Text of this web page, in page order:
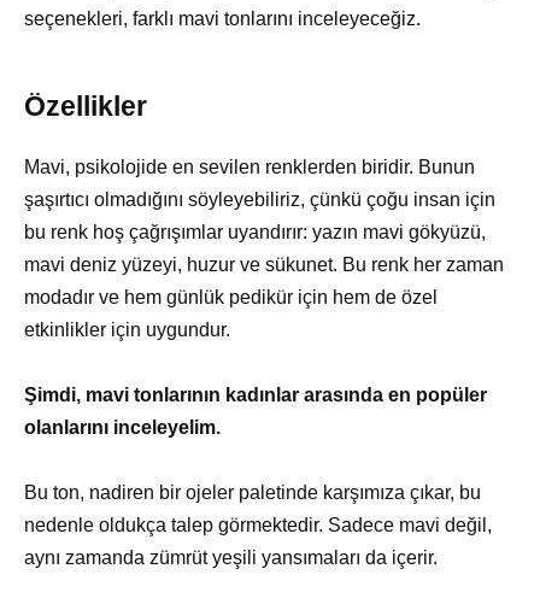
seçenekleri, farklı mavi tonlarını inceleyeceğiz.
Özellikler
Mavi, psikolojide en sevilen renklerden biridir. Bunun
şaşırtıcı olmadığını söyleyebiliriz, çünkü çoğu insan için
bu renk hoş çağrışımlar uyandırır: yazın mavi gökyüzü,
mavi deniz yüzeyi, huzur ve sükunet. Bu renk her zaman
modadır ve hem günlük pedikür için hem de özel
etkinlikler için uygundur.
Şimdi, mavi tonlarının kadınlar arasında en popüler
olanlarını inceleyelim.
Bu ton, nadiren bir ojeler paletinde karşımıza çıkar, bu
nedenle oldukça talep görmektedir. Sadece mavi değil,
aynı zamanda zümrüt yeşili yansımaları da içerir.